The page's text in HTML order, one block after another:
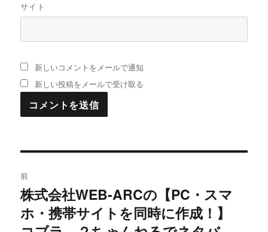
サイト
新しいコメントをメールで通知
新しい投稿をメールで受け取る
稿
ナ
前
過
去
の
株式会社WEB-ARCの【PC・スマ
ホ・携帯サイトを同時に作成！】